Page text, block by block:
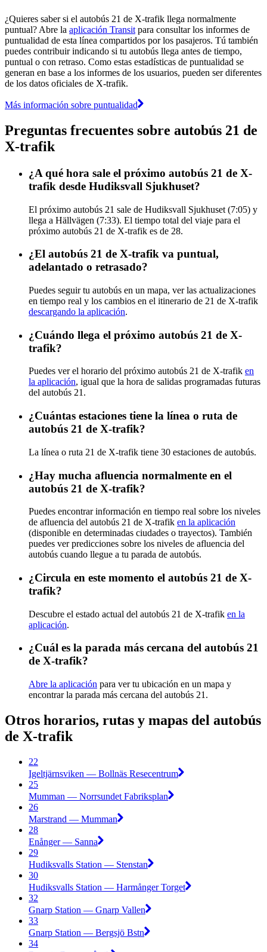
¿Quieres saber si el autobús 21 de X-trafik llega normalmente
puntual? Abre la aplicación Transit para consultar los informes de
puntualidad de esta línea compartidos por los pasajeros. Tú también
puedes contribuir indicando si tu autobús llega antes de tiempo,
puntual o con retraso. Como estas estadísticas de puntualidad se
generan en base a los informes de los usuarios, pueden ser diferentes
de los datos oficiales de X-trafik.
Más información sobre puntualidad
Preguntas frecuentes sobre autobús 21 de
X-trafik
¿A qué hora sale el próximo autobús 21 de X-
trafik desde Hudiksvall Sjukhuset?
El próximo autobús 21 sale de Hudiksvall Sjukhuset (7:05) y
llega a Hällvägen (7:33). El tiempo total del viaje para el
próximo autobús 21 de X-trafik es de 28.
¿El autobús 21 de X-trafik va puntual,
adelantado o retrasado?
Puedes seguir tu autobús en un mapa, ver las actualizaciones
en tiempo real y los cambios en el itinerario de 21 de X-trafik
descargando la aplicación.
¿Cuándo llega el próximo autobús 21 de X-
trafik?
Puedes ver el horario del próximo autobús 21 de X-trafik en
la aplicación, igual que la hora de salidas programadas futuras
del autobús 21.
¿Cuántas estaciones tiene la línea o ruta de
autobús 21 de X-trafik?
La línea o ruta 21 de X-trafik tiene 30 estaciones de autobús.
¿Hay mucha afluencia normalmente en el
autobús 21 de X-trafik?
Puedes encontrar información en tiempo real sobre los niveles
de afluencia del autobús 21 de X-trafik en la aplicación
(disponible en determinadas ciudades o trayectos). También
puedes ver predicciones sobre los niveles de afluencia del
autobús cuando llegue a tu parada de autobús.
¿Circula en este momento el autobús 21 de X-
trafik?
Descubre el estado actual del autobús 21 de X-trafik en la
aplicación.
¿Cuál es la parada más cercana del autobús 21
de X-trafik?
Abre la aplicación para ver tu ubicación en un mapa y
encontrar la parada más cercana del autobús 21.
Otros horarios, rutas y mapas del autobús
de X-trafik
22
Igeltjärnsviken — Bollnäs Resecentrum
25
Mumman — Norrsundet Fabriksplan
26
Marstrand — Mumman
28
Enånger — Sanna
29
Hudiksvalls Station — Stenstan
30
Hudiksvalls Station — Harmånger Torget
32
Gnarp Station — Gnarp Vallen
33
Gnarp Station — Bergsjö Bstn
34